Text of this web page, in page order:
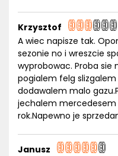
Krzysztof
A wiec napisze tak.
sezonie no i wreszcie
wyprobowac. Proba sie
pogialem felg
dodawalem malo
jechalem mercedesem
rok.Napewno je
Janusz